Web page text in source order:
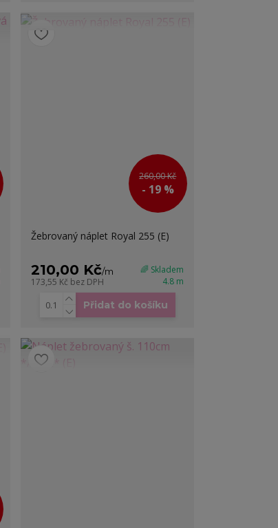
260,00 Kč
- 19 %
Žebrovaný náplet Royal 255 (E)
210,00 Kč/m
173,55 Kč bez DPH
🌈 Skladem
4.8 m
Přidat do košíku